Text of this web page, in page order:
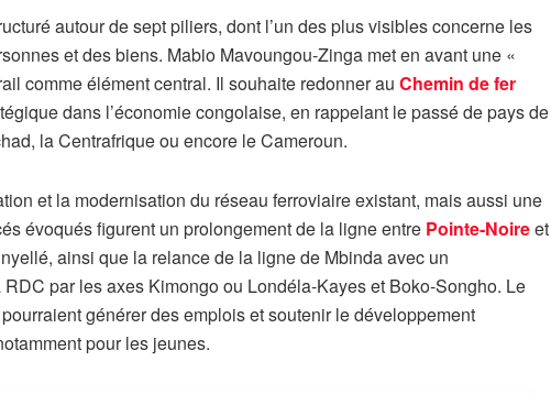
autour de sept piliers, dont l’un des plus visibles concerne les
et des biens. Mabio Mavoungou‑Zinga met en avant une «
comme élément central. Il souhaite redonner au Chemin de fer
dans l’économie congolaise, en rappelant le passé de pays de
la Centrafrique ou encore le Cameroun.
et la modernisation du réseau ferroviaire existant, mais aussi une
évoqués figurent un prolongement de la ligne entre Pointe‑Noireet
ainsi que la relance de la ligne de Mbinda avec un
par les axes Kimongo ou Londéla‑Kayes et Boko‑Songho. Le
générer des emplois et soutenir le développement
pour les jeunes.